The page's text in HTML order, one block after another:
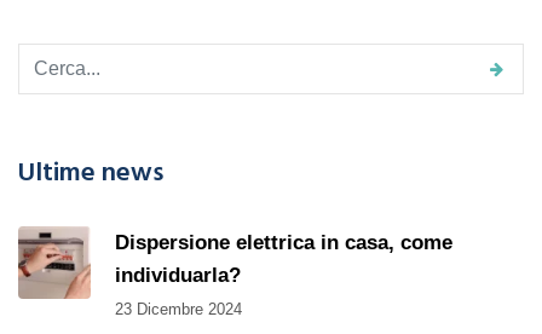
Ultime news
Dispersione elettrica in casa, come
individuarla?
23 Dicembre 2024